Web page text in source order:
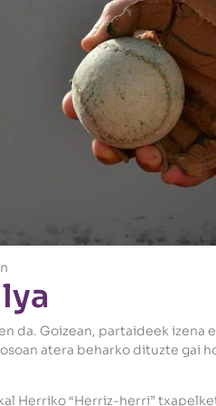
da. Goizean, partaideek izena
atera beharko dituzte gai
Herriko “Herriz-herri”